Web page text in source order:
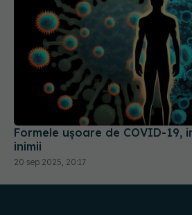
Formele ușoare de COVID-19,
inimii
20 sep 2025, 20:17